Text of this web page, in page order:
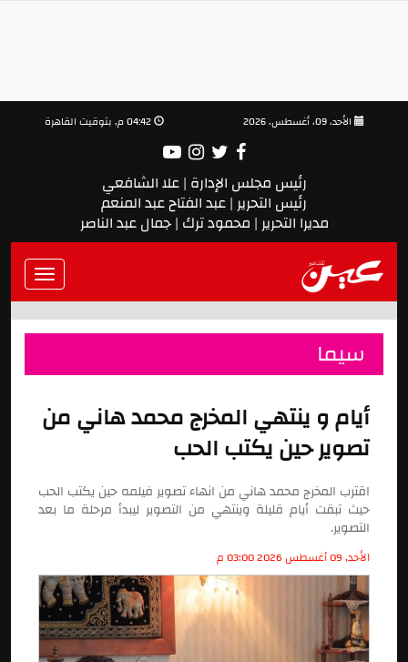
رئيس مجلس الإدارة | علا الشافعي
رئيس التحرير | عبد الفتاح عبد المنعم
مديرا التحرير | محمود ترك | جمال عبد الناصر
Toggle
سيما
أيام و ينتهي المخرج محمد هاني من
تصوير حين يكتب الحب
اقترب المخرج محمد هاني من انهاء تصوير فيلمه حين يكتب الحب
حيث تبقت أيام قليلة وينتهي من التصوير ليبدأ مرحلة ما بعد
التصوير.
الأحد, 09 أغسطس 2026 03:00 م